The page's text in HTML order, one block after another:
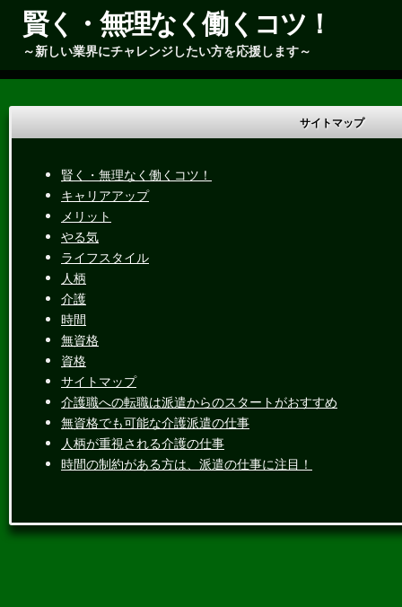
賢く・無理なく働くコツ！
～新しい業界にチャレンジしたい方を応援します～
サイトマップ
賢く・無理なく働くコツ！
キャリアアップ
メリット
やる気
ライフスタイル
人柄
介護
時間
無資格
資格
サイトマップ
介護職への転職は派遣からのスタートがおすすめ
無資格でも可能な介護派遣の仕事
人柄が重視される介護の仕事
時間の制約がある方は、派遣の仕事に注目！